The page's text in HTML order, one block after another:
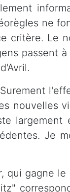
ne
critère. Le
passent
nouvelles
largement
Je
gagne